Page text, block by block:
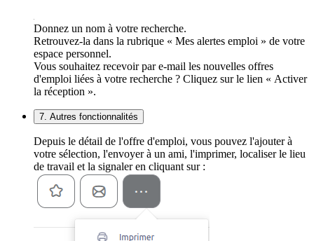
Donnez un nom à votre recherche.
Retrouvez-la dans la rubrique « Mes alertes emploi » de votre
espace personnel.
Vous souhaitez recevoir par e-mail les nouvelles offres
d'emploi liées à votre recherche ? Cliquez sur le lien « Activer
la réception ».
7. Autres fonctionnalités
Depuis le détail de l'offre d'emploi, vous pouvez l'ajouter à
votre sélection, l'envoyer à un ami, l'imprimer, localiser le lieu
de travail et la signaler en cliquant sur :